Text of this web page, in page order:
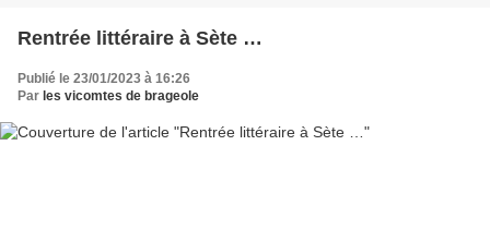
Rentrée littéraire à Sète …
Publié le 23/01/2023 à 16:26
Par les vicomtes de brageole